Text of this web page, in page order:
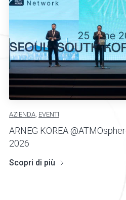
AZIENDA EVENTI
ARNEG KOREA
2026
Scopri di più